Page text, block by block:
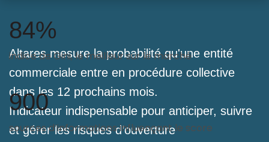
84%
indice de Gini, le meilleur sur le marché
900
sources d’informations influençant le score
Altares mesure la probabilité qu'une entité
commerciale entre en procédure collective
dans les 12 prochains mois.
Indicateur indispensable pour anticiper, suivre
et gérer les risques d’ouverture